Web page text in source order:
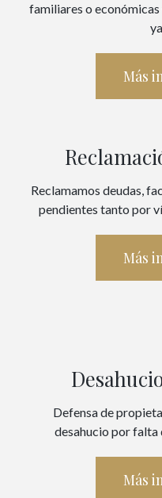
familiares o
Más
Reclamamos deudas,
pendientes tanto por
Más
Defensa de
desahucio por falta
Más